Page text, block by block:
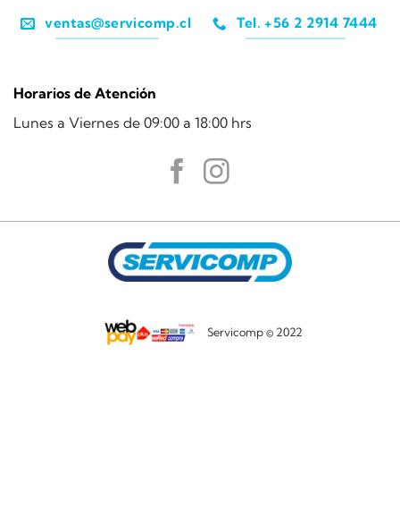
ventas@servicomp.cl Tel. +56 2 2914 7444
Horarios de Atención
Lunes a Viernes de 09:00 a 18:00 hrs
Servicomp © 2022